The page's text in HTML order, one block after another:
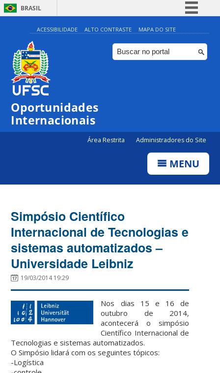
BRASIL
Simplifique!
Comunica BR
Participe
ACESSIBILIDADE ALTO CONTRASTE MAPA DO SITE
Oportunidades
Internacionais
Área Restrita Administradores do Site
MENU
Simpósio Científico
Internacional de Tecnologias e
sistemas automatizados –
Universidade Leibniz
19/03/2014 19:29
Nos dias 15 e 16 de
outubro de 2014,
acontecerá o simpósio
Científico Internacional de
Tecnologias e sistemas automatizados.
O Simpósio lidará com os seguintes tópicos:
-Logística